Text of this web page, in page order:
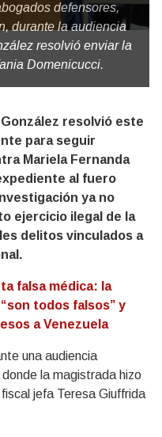
defensores,
durante la audiencia
resolvió enviar la
Domenicucci.
resolvió este
para seguir
Mariela Fernanda
al fuero
ya no
ejercicio ilegal de la
delitos vinculados a
falsa médica: la
todos falsos” y
a Venezuela
una audiencia
la magistrada hizo
jefa Teresa Giuffrida